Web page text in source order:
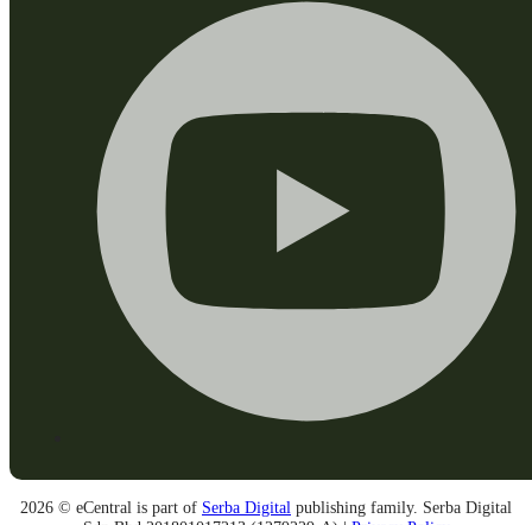
2026 © eCentral is part of Serba Digital publishing family. Serba Digital